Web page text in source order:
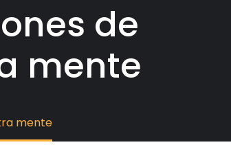
de
mente
mente